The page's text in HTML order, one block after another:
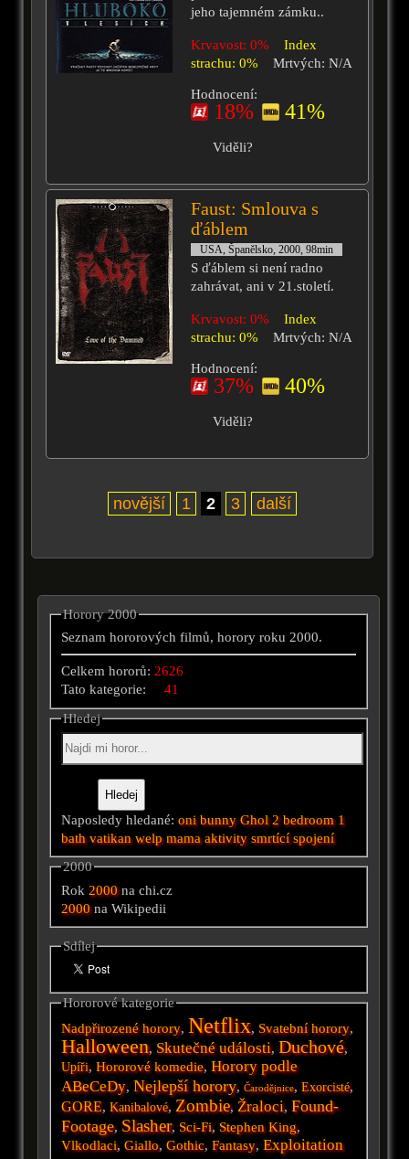
jeho tajemném zámku..
Krvavost: 0%
Index
strachu: 0%
Mrtvých: N/A
Hodnocení:
18% 41%
Viděli?
Faust: Smlouva s
ďáblem
USA, Španělsko, 2000, 98min
S ďáblem si není radno
zahrávat, ani v 21.století.
Krvavost: 0%
Index
strachu: 0%
Mrtvých: N/A
Hodnocení:
37% 40%
Viděli?
novější 1 2 3 další
Horory 2000
Seznam hororových filmů, horory roku 2000.
Celkem hororů:2626
Tato kategorie:41
Hledej
Naposledy hledané:oni bunny Ghol 2 bedroom 1
bath vatikan welp mama aktivity smrtící spojení
2000
Rok 2000na chi.cz
2000na Wikipedii
Sdílej
Hororové kategorie
Nadpřirozené horory, Netflix, Svatební horory,
Halloween, Skutečné události, Duchové,
Upíři,Hororové komedie,Horory podle
ABeCeDy, Nejlepší horory,Čarodějnice,Exorcisté,
GORE,Kanibalové, Zombie, Žraloci, Found-
Footage, Slasher, Sci-Fi, Stephen King,
Vlkodlaci,Giallo,Gothic,Fantasy,Exploitation